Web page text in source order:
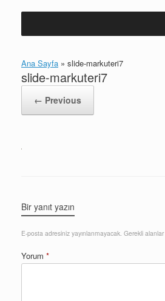
Ana Sayfa » slide-markuteri7
slide-markuteri7
← Previous
Bir yanıt yazın
E-posta adresiniz yayınlanmayacak. Gerekli alanlar
Yorum *